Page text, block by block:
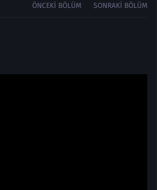
ÖNCEKI BÖLÜM SONRAKI BÖLÜM